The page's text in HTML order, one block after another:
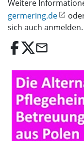
Weitere
germering.de
sich auch anmelden.
email